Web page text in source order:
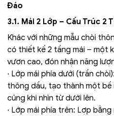
Đáo
3.1. Mái 2 Lớp – Cấu Trúc 2
Khác với những mẫu chòi
có thiết kế 2 tầng mái – một
vươn cao, đón nhận năng
· Lớp mái phía dưới (trần
thông dầu, tạo thành một bề
cúng khi nhìn từ dưới lên.
· Lớp mái phía trên: Lợp